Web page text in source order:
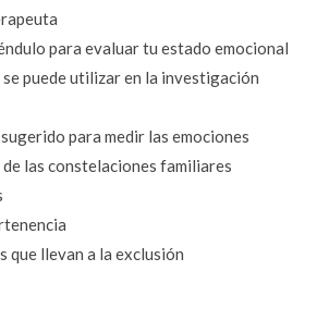
para evaluar tu estado emocional
se puede utilizar en la investigación
para medir las emociones
las constelaciones familiares
que llevan a la exclusión